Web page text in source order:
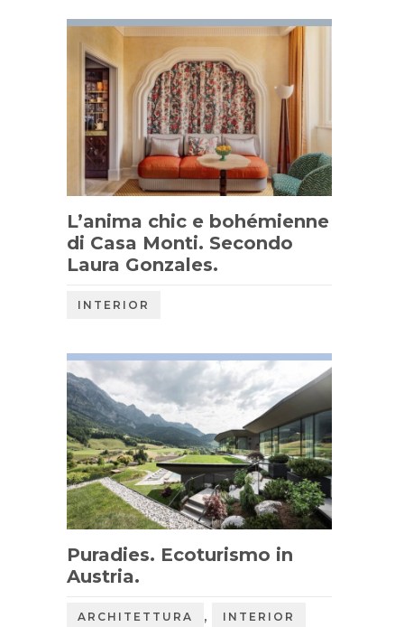
L’anima chic e bohémienne
di Casa Monti. Secondo
Laura Gonzales.
INTERIOR
Puradies. Ecoturismo in
Austria.
ARCHITETTURA , INTERIOR